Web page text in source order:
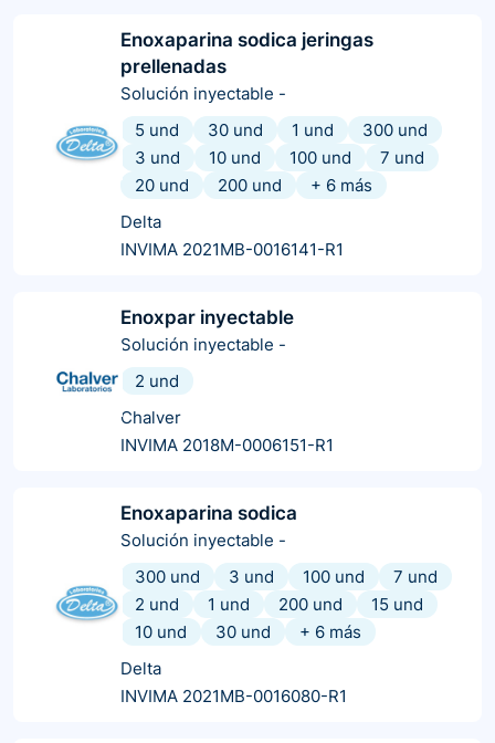
Enoxaparina sodica jeringas
prellenadas
Solución inyectable -
5 und
30 und 1 und
300 und
3 und
10 und 100 und
7 und
20 und
200 und + 6 más
Delta
INVIMA 2021MB-0016141-R1
Enoxpar inyectable
Solución inyectable -
2 und
Chalver
INVIMA 2018M-0006151-R1
Enoxaparina sodica
Solución inyectable -
300 und
3 und 100 und
7 und
2 und
1 und 200 und
15 und
10 und
30 und + 6 más
Delta
INVIMA 2021MB-0016080-R1